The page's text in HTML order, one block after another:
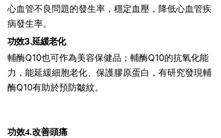
心血管不良問題的發生率，穩定血壓，降低心血管疾
病發生率。
功效3.延緩老化
輔酶Q10也可作為美容保健品；輔酶Q10的抗氧化能
力，能延緩細胞老化、保護膠原蛋白，有研究發現輔
酶Q10有助於預防皺紋。
功效4.改善頭痛